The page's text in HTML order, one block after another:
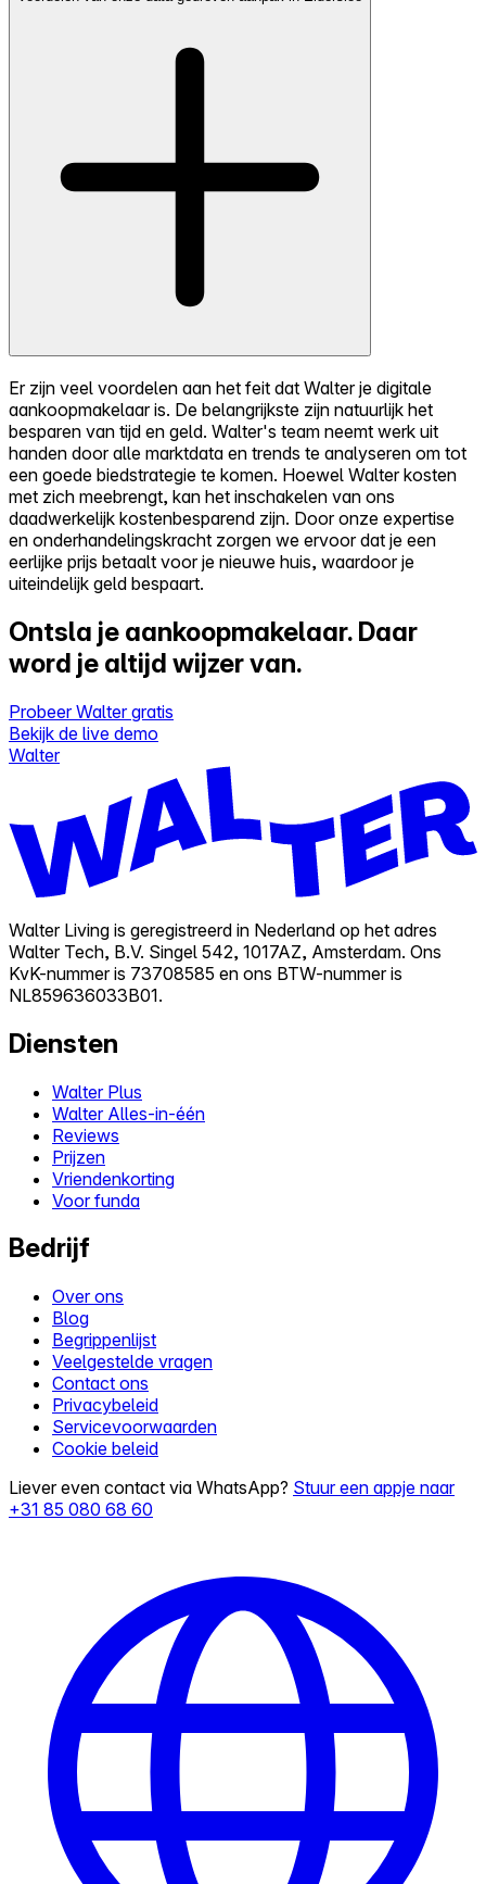
Er zijn veel voordelen aan het feit dat Walter je digitale
aankoopmakelaar is. De belangrijkste zijn natuurlijk het
besparen van tijd en geld. Walter's team neemt werk uit
handen door alle marktdata en trends te analyseren om tot
een goede biedstrategie te komen. Hoewel Walter kosten
met zich meebrengt, kan het inschakelen van ons
daadwerkelijk kostenbesparend zijn. Door onze expertise
en onderhandelingskracht zorgen we ervoor dat je een
eerlijke prijs betaalt voor je nieuwe huis, waardoor je
uiteindelijk geld bespaart.
Ontsla je aankoopmakelaar. Daar
word je altijd wijzer van.
Probeer Walter gratis
Bekijk de live demo
Walter
Walter Living is geregistreerd in Nederland op het adres
Walter Tech, B.V. Singel 542, 1017AZ, Amsterdam. Ons
KvK-nummer is 73708585 en ons BTW-nummer is
NL859636033B01.
Diensten
Walter Plus
Walter Alles-in-één
Reviews
Prijzen
Vriendenkorting
Voor funda
Bedrijf
Over ons
Blog
Begrippenlijst
Veelgestelde vragen
Contact ons
Privacybeleid
Servicevoorwaarden
Cookie beleid
Liever even contact via WhatsApp? Stuur een appje naar
+31 85 080 68 60